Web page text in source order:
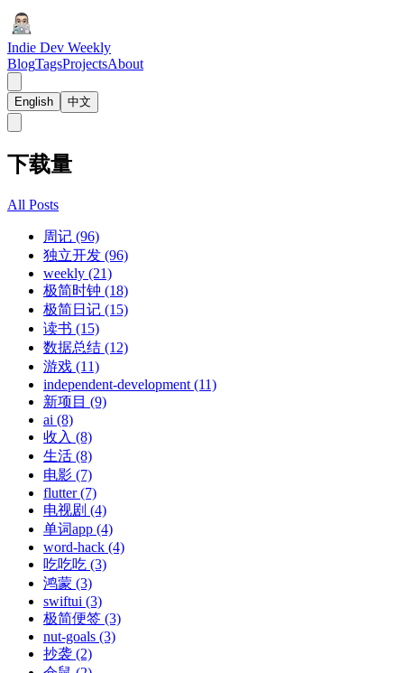
Indie Dev Weekly
BlogTagsProjectsAbout
English 中文
下载量
All Posts
周记 (96)
独立开发 (96)
weekly (21)
极简时钟 (18)
极简日记 (15)
读书 (15)
数据总结 (12)
游戏 (11)
independent-development (11)
新项目 (9)
ai (8)
收入 (8)
生活 (8)
电影 (7)
flutter (7)
电视剧 (4)
单词app (4)
word-hack (4)
吃吃吃 (3)
鸿蒙 (3)
swiftui (3)
极简便签 (3)
nut-goals (3)
抄袭 (2)